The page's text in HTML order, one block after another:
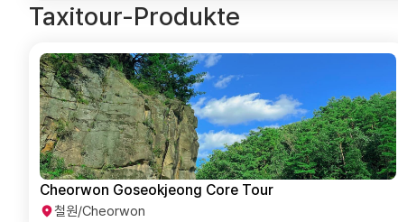
Taxitour-Produkte
Cheorwon Goseokjeong Core Tour
철원/Cheorwon